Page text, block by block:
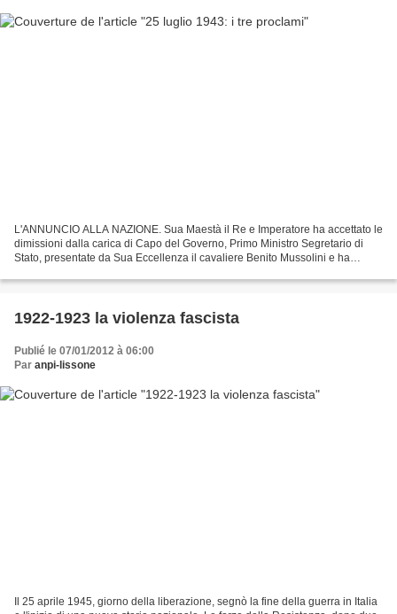
L'ANNUNCIO ALLA NAZIONE. Sua Maestà il Re e Imperatore ha accettato le
dimissioni dalla carica di Capo del Governo, Primo Ministro Segretario di
Stato, presentate da Sua Eccellenza il cavaliere Benito Mussolini e ha
1922-1923 la violenza fascista
Publié le 07/01/2012 à 06:00
Par anpi-lissone
Il 25 aprile 1945, giorno della liberazione, segnò la fine della guerra in Italia